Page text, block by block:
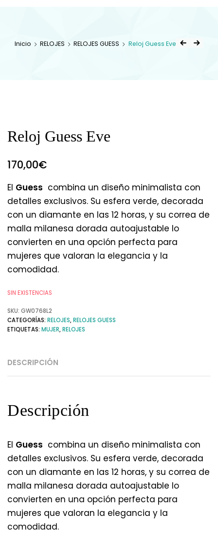
Inicio RELOJES RELOJES GUESS Reloj Guess Eve
Reloj Guess Eve
170,00€
El Guess combina un diseño minimalista con
detalles exclusivos. Su esfera verde, decorada
con un diamante en las 12 horas, y su correa de
malla milanesa dorada autoajustable lo
convierten en una opción perfecta para
mujeres que valoran la elegancia y la
comodidad.
SIN EXISTENCIAS
SKU: GW0768L2
CATEGORÍAS: RELOJES,RELOJES GUESS
ETIQUETAS: MUJER,RELOJES
DESCRIPCIÓN
Descripción
El Guess combina un diseño minimalista con
detalles exclusivos. Su esfera verde, decorada
con un diamante en las 12 horas, y su correa de
malla milanesa dorada autoajustable lo
convierten en una opción perfecta para
mujeres que valoran la elegancia y la
comodidad.